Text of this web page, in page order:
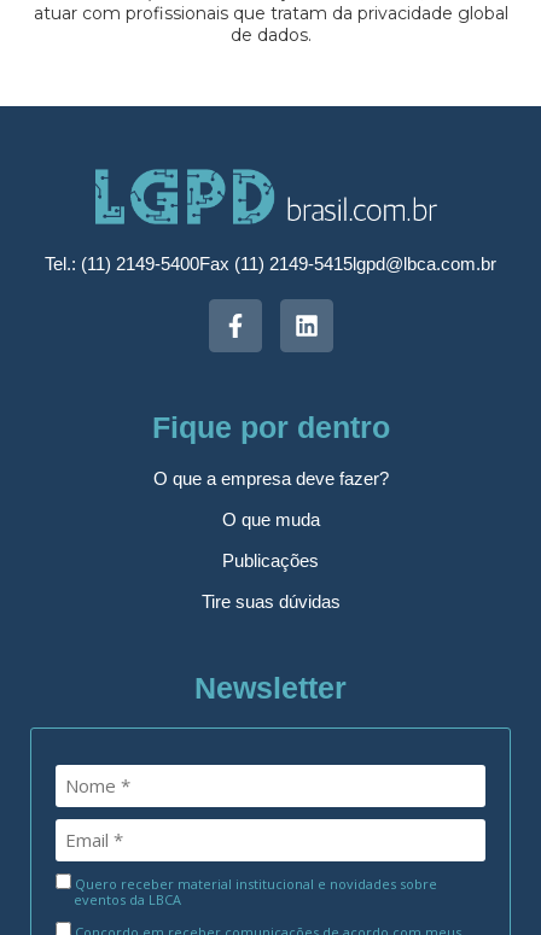
atuar com profissionais que tratam da privacidade global
de dados.
Tel.: (11) 2149-5400Fax (11) 2149-5415lgpd@lbca.com.br
Fique por dentro
O que a empresa deve fazer?
O que muda
Publicações
Tire suas dúvidas
Newsletter
Quero receber material institucional e novidades sobre
eventos da LBCA